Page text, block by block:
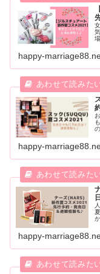
happy-
happy-
happy-